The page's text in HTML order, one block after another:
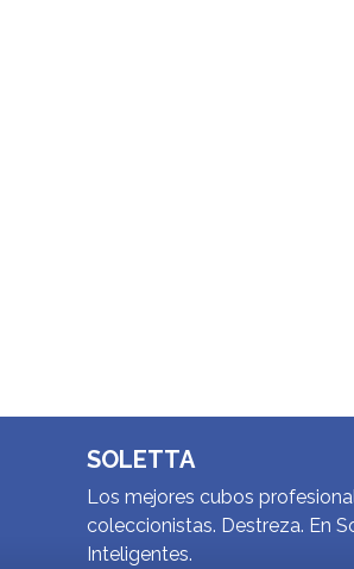
SOLETTA
Los mejores cubos
coleccionistas. Destreza. En
Inteligentes.